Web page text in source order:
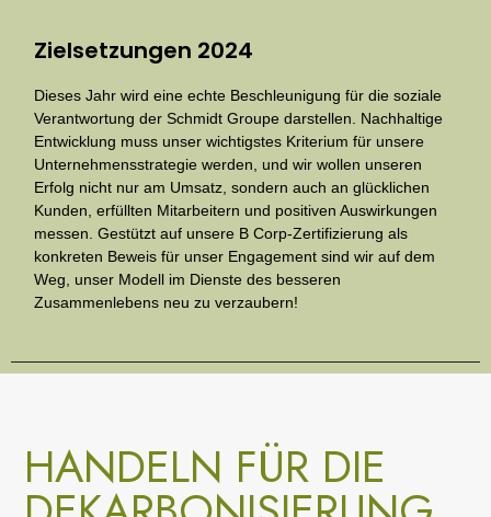
Zielsetzungen 2024
Dieses Jahr wird eine echte Beschleunigung für die soziale
Verantwortung der Schmidt Groupe darstellen. Nachhaltige
Entwicklung muss unser wichtigstes Kriterium für unsere
Unternehmensstrategie werden, und wir wollen unseren
Erfolg nicht nur am Umsatz, sondern auch an glücklichen
Kunden, erfüllten Mitarbeitern und positiven Auswirkungen
messen. Gestützt auf unsere B Corp-Zertifizierung als
konkreten Beweis für unser Engagement sind wir auf dem
Weg, unser Modell im Dienste des besseren
Zusammenlebens neu zu verzaubern!
HANDELN FÜR DIE